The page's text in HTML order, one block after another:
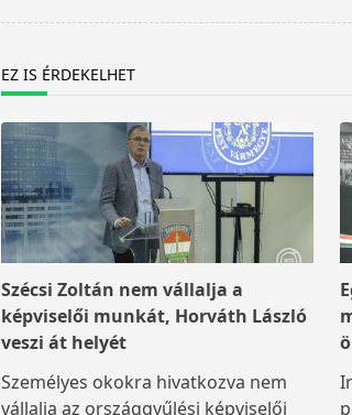
EZ IS ÉRDEKELHET
Szécsi Zoltán nem vállalja a
képviselői munkát, Horváth László
veszi át helyét
Személyes okokra hivatkozva nem
vállalja az országgyűlési képviselői